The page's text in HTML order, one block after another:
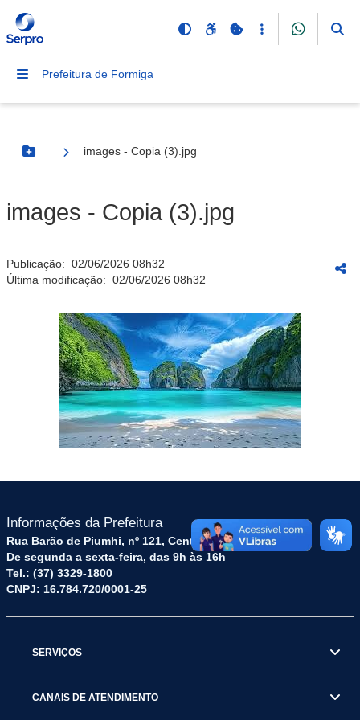
Prefeitura de Formiga
Botão Menu
images - Copia (3).jpg
images - Copia (3).jpg
Publicação: 02/06/2026 08h32
Última modificação: 02/06/2026 08h32
Informações da Prefeitura
Rua Barão de Piumhi, nº 121, Centro – CEP: 35570-128
De segunda a sexta-feira, das 9h às 16h
Tel.: (37) 3329-1800
CNPJ: 16.784.720/0001-25
SERVIÇOS
CANAIS DE ATENDIMENTO